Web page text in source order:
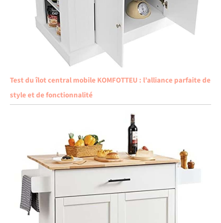
Test du îlot central mobile KOMFOTTEU : l’alliance parfaite de
style et de fonctionnalité